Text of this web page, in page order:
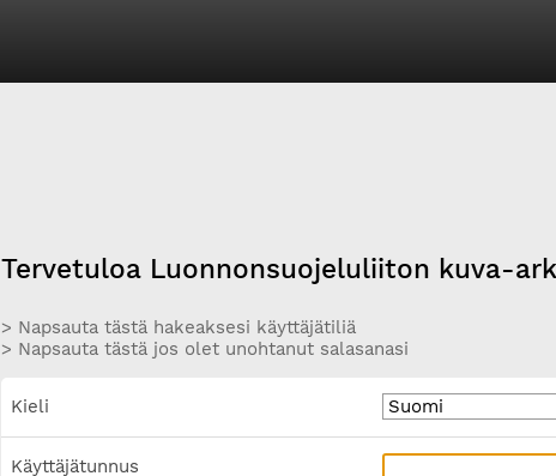
Tervetuloa Luonnonsuojeluliiton kuva-
> Napsauta tästä hakeaksesi käyttäjätiliä
> Napsauta tästä jos olet unohtanut salasanasi
Kieli
Käyttäjätunnus